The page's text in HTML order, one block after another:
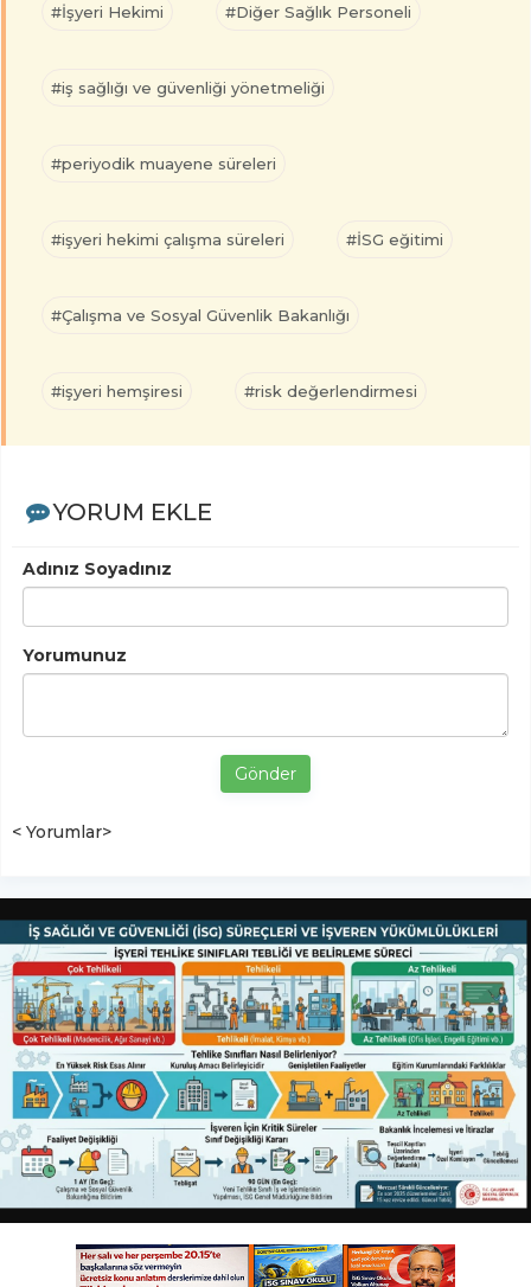
#İşyeri Hekimi #Diğer Sağlık Personeli
#iş sağlığı ve güvenliği yönetmeliği
#periyodik muayene süreleri
#işyeri hekimi çalışma süreleri #İSG eğitimi
#Çalışma ve Sosyal Güvenlik Bakanlığı
#işyeri hemşiresi #risk değerlendirmesi
YORUM EKLE
Adınız Soyadınız
Yorumunuz
Gönder
< Yorumlar>